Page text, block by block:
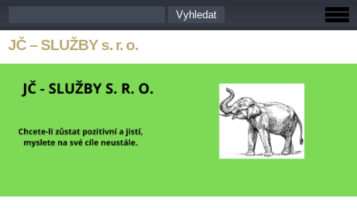
JČ – SLUŽBY s. r. o.